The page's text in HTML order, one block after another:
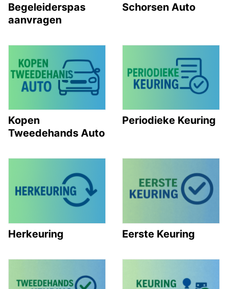
Begeleiderspas
aanvragen
Schorsen Auto
Kopen
Tweedehands Auto
Periodieke Keuring
Herkeuring Eerste Keuring